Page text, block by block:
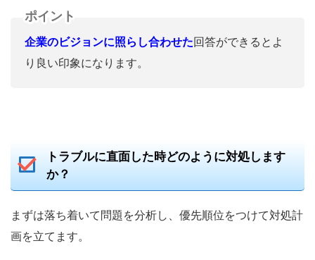
ポイント
企業のビジョンに照らし合わせた回答ができるとよ
り良い印象になります。
トラブルに直面した時どのように対処します
か？
まずは落ち着いて問題を分析し、優先順位をつけて対処計
画を立てます。